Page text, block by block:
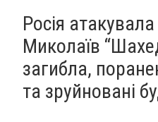
Росія атакувала
Миколаїв
загибла,
та зруйновані